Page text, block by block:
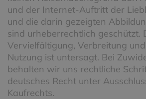
und der Internet-Auftritt der
und die darin gezeigten
sind urheberrechtlich geschützt.
Vervielfältigung, Verbreitung
Nutzung ist untersagt. Bei
behalten wir uns rechtliche
deutsches Recht unter
Kaufrechts.